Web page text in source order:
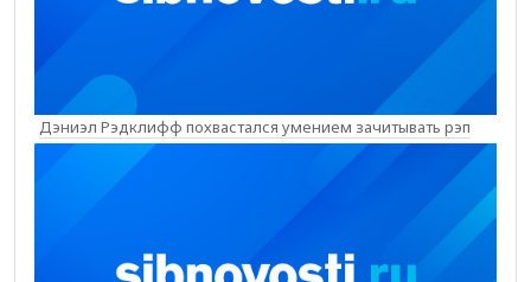
Дэниэл Рэдклифф похвастался умением зачитывать рэп